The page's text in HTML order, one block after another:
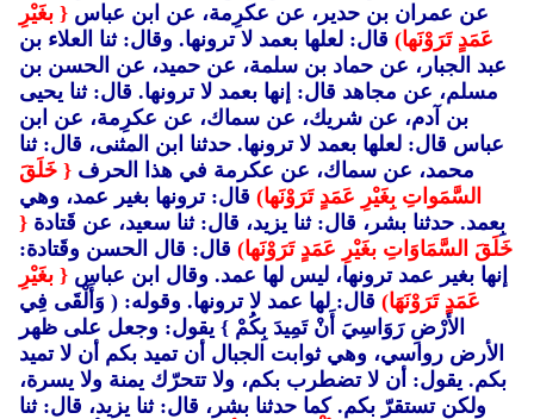
عن عمران بن حدير، عن عكرِمة، عن ابن عباس { بغَيْرِ
عَمَدٍ تَرَوْنَها) قال: لعلها بعمد لا ترونها. وقال: ثنا العلاء بن
عبد الجبار، عن حماد بن سلمة، عن حميد، عن الحسن بن
مسلم، عن مجاهد قال: إنها بعمد لا ترونها. قال: ثنا يحيى
بن آدم، عن شريك، عن سماك، عن عكرِمة، عن ابن
عباس قال: لعلها بعمد لا ترونها. حدثنا ابن المثنى، قال: ثنا
محمد، عن سماك، عن عكرمة في هذا الحرف { خَلَقَ
السَّمَواتِ بِغَيْرِ عَمَدٍ تَرَوْنَها) قال: ترونها بغير عمد، وهي
بِعمد. حدثنا بشر، قال: ثنا يزيد، قال: ثنا سعيد، عن قَتادة {
خَلَقَ السَّمَاوَاتِ بغَيْرِ عَمَدٍ تَرَوْنَها) قال: قال الحسن وقَتادة:
إنها بغير عمد ترونها، ليس لها عمد. وقال ابن عباس { بغَيْرِ
عَمَدٍ تَرَوْنَهَا) قال: لها عمد لا ترونها. وقوله: ( وَأَلْقَى فِي
الأرْضِ رَوَاسِيَ أَنْ تَمِيدَ بِكُمْ } يقول: وجعل على ظهر
الأرض رواسي، وهي ثوابت الجبال أن تميد بكم أن لا تميد
بكم. يقول: أن لا تضطرب بكم، ولا تتحرّك يمنة ولا يسرة،
ولكن تستقرّ بكم. كما حدثنا بشر، قال: ثنا يزيد، قال: ثنا